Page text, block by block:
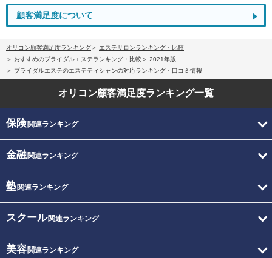
顧客満足度について
オリコン顧客満足度ランキング
エステサロンランキング・比較
おすすめのブライダルエステランキング・比較
2021年版
ブライダルエステのエステティシャンの対応ランキング・口コミ情報
オリコン顧客満足度ランキング一覧
保険関連ランキング
金融関連ランキング
塾関連ランキング
スクール関連ランキング
美容関連ランキング